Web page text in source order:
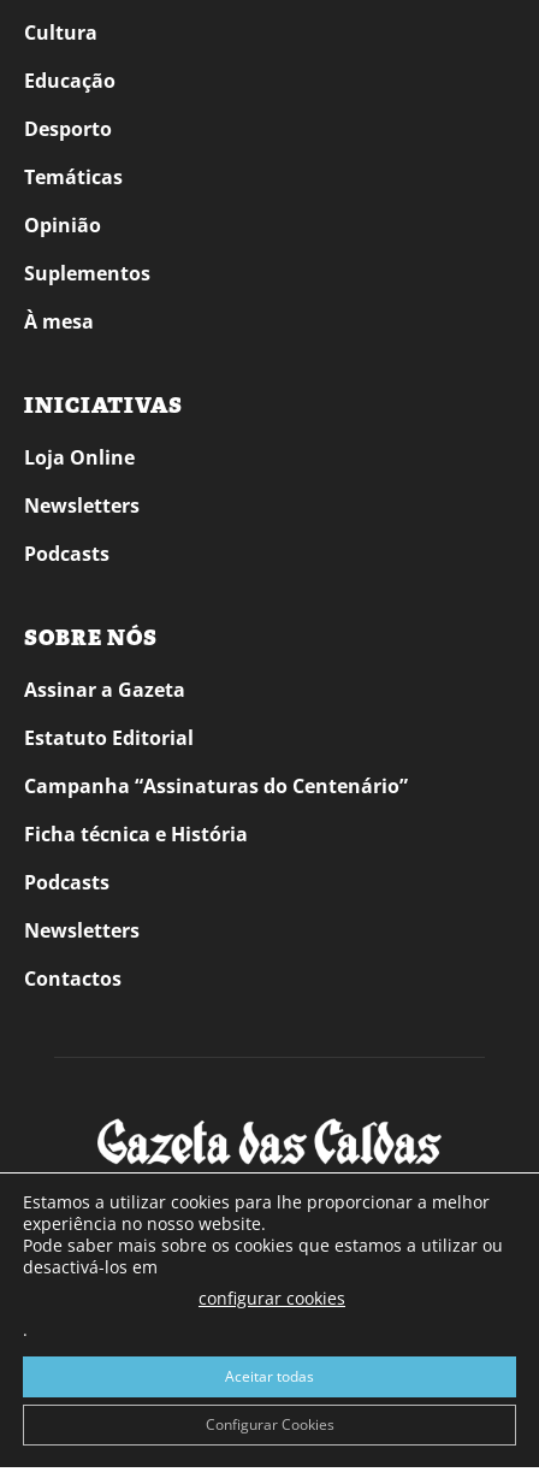
Cultura
Educação
Desporto
Temáticas
Opinião
Suplementos
À mesa
INICIATIVAS
Loja Online
Newsletters
Podcasts
SOBRE NÓS
Assinar a Gazeta
Estatuto Editorial
Campanha “Assinaturas do Centenário”
Ficha técnica e História
Podcasts
Newsletters
Contactos
SOBRE NÓS
Com sede nas Caldas da Rainha e mais de 90 anos de
a sul de distrito de Leiria, com mais de 40.000 leitores por
toda a região Oeste. Jornal com distribuição em Portugal
Continental e assinatura online.
Estamos a utilizar cookies para lhe proporcionar a melhor
experiência no nosso website.
Pode saber mais sobre os cookies que estamos a utilizar ou
desactivá-los em
configurar cookies
.
Aceitar todas
Configurar Cookies